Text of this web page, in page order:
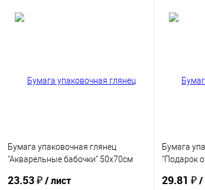
Бумага упаковочная глянец
"Акварельные бабочки" 50х70см
23.53 ₽/ лист
Бумага
"Подарок
29.81 ₽/